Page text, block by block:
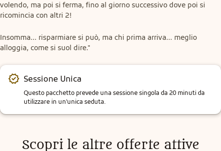
volendo, ma poi si ferma, fino al giorno successivo dove poi si
ricomincia con altri 2!
Insomma... risparmiare si può, ma chi prima arriva... meglio
alloggia, come si suol dire."
Sessione Unica
Questo pacchetto prevede una sessione singola da 20 minuti da
utilizzare in un'unica seduta.
Scopri le altre offerte attive